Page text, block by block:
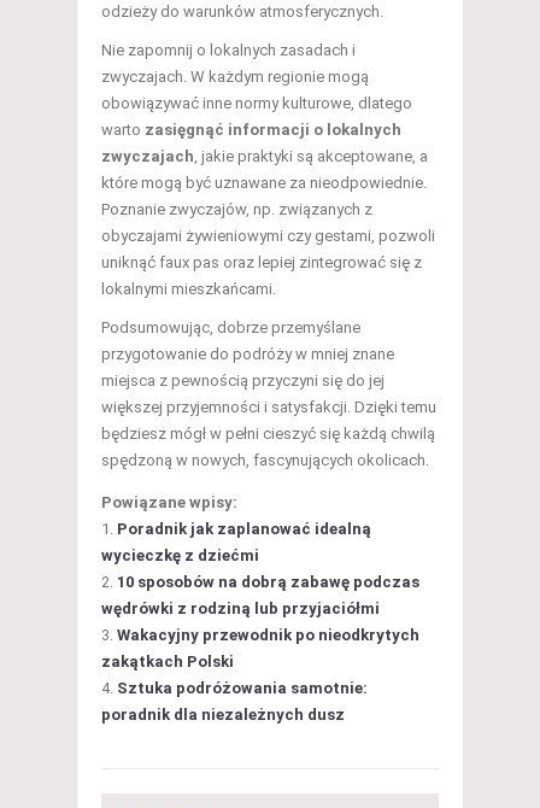
odzieży do warunków atmosferycznych.
Nie zapomnij o lokalnych zasadach i
zwyczajach. W każdym regionie mogą
obowiązywać inne normy kulturowe, dlatego
warto zasięgnąć informacji o lokalnych
zwyczajach , jakie praktyki są akceptowane, a
które mogą być uznawane za nieodpowiednie.
Poznanie zwyczajów, np. związanych z
obyczajami żywieniowymi czy gestami, pozwoli
uniknąć faux pas oraz lepiej zintegrować się z
lokalnymi mieszkańcami.
Podsumowując, dobrze przemyślane
przygotowanie do podróży w mniej znane
miejsca z pewnością przyczyni się do jej
większej przyjemności i satysfakcji. Dzięki temu
będziesz mógł w pełni cieszyć się każdą chwilą
spędzoną w nowych, fascynujących okolicach.
Powiązane wpisy:
Poradnik jak zaplanować idealną
wycieczkę z dziećmi
10 sposobów na dobrą zabawę podczas
wędrówki z rodziną lub przyjaciółmi
Wakacyjny przewodnik po nieodkrytych
zakątkach Polski
Sztuka podróżowania samotnie:
poradnik dla niezależnych dusz